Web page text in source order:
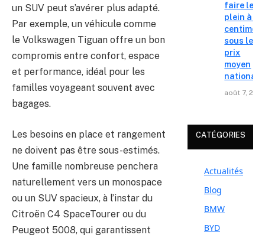
un SUV peut s’avérer plus adapté.
Par exemple, un véhicule comme
le Volkswagen Tiguan offre un bon
compromis entre confort, espace
et performance, idéal pour les
familles voyageant souvent avec
bagages.
Les besoins en place et rangement
ne doivent pas être sous-estimés.
Une famille nombreuse penchera
naturellement vers un monospace
ou un SUV spacieux, à l’instar du
Citroën C4 SpaceTourer ou du
Peugeot 5008, qui garantissent
faire le
plein à 19
centimes
sous le
prix
moyen
national
août 7,
CATÉGORIES
Actualités
Blog
BMW
BYD